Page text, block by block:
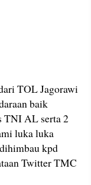
TOL Jagorawi
baik
TNI AL serta 2
luka luka
kpd
Twitter TMC